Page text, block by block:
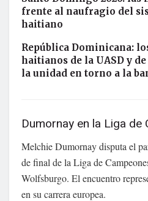
frente al naufragio del
haitiano
República Dominicana:
haitianos de la UASD y
la unidad en torno a la
Dumornay en la Liga de
Melchie Dumornay disputa el
de final de la Liga de
Wolfsburgo. El encuentro
en su carrera europea.